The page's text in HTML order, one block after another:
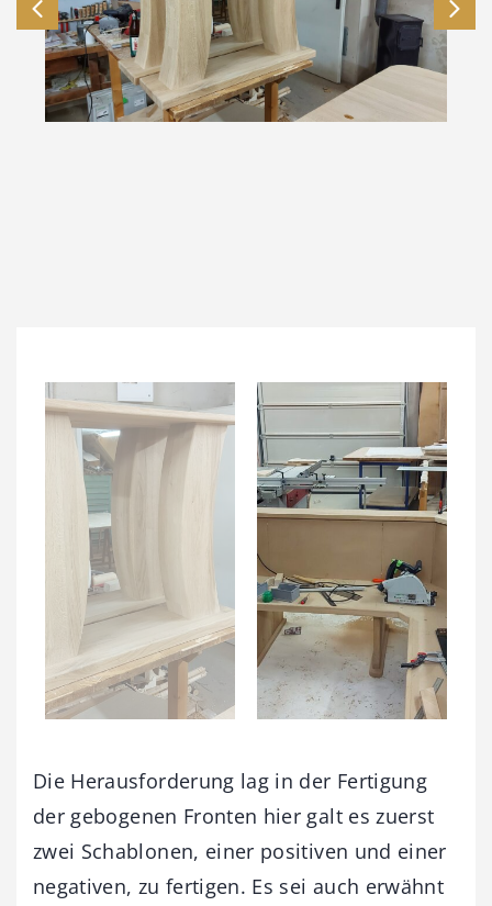
Die Herausforderung lag in der Fertigung
der gebogenen Fronten hier galt es zuerst
zwei Schablonen, einer positiven und einer
negativen, zu fertigen. Es sei auch erwähnt